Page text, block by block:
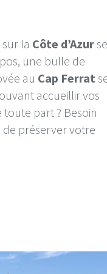
la Côte d’Azurse
une bulle de
au Cap Ferrat
accueillir vos
part ? Besoin
préserver votre